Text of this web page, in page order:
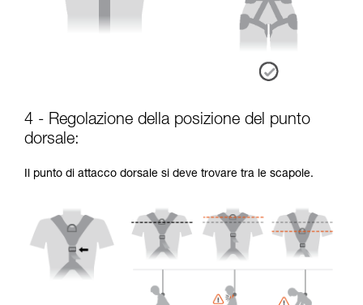
4 - Regolazione della posizione del punto
dorsale:
Il punto di attacco dorsale si deve trovare tra le scapole.